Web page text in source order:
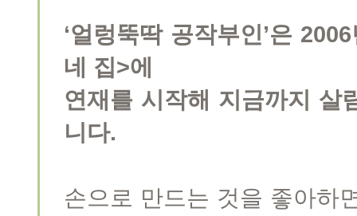
‘얼렁뚝딱 공작부인’은
네 집>에
연재를 시작해 지금까지 살
니다.
손으로 만드는 것을 좋아하